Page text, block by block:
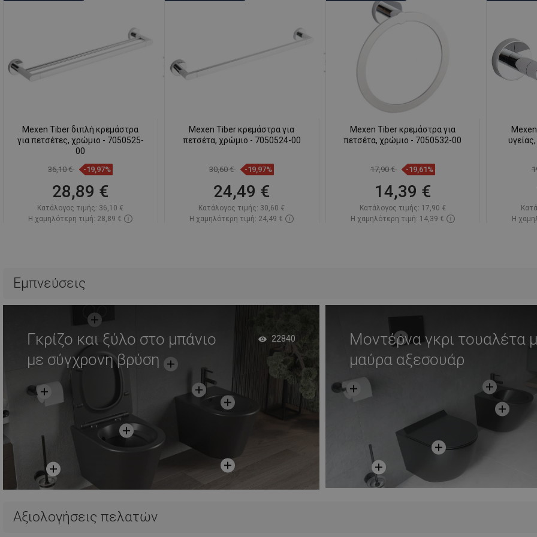
Mexen Tiber διπλή κρεμάστρα
για πετσέτες, χρώμιο - 7050525-
00
36,10 € -19,97%
28,89 €
Κατάλογος τιμής: 36,10 €
Η χαμηλότερη τιμή: 28,89 €
Mexen Tiber κρεμάστρα για
πετσέτα, χρώμιο - 7050524-00
30,60 € -19,97%
24,49 €
Κατάλογος τιμής: 30,60 €
Η χαμηλότερη τιμή: 24,49 €
Mexen Tiber κρεμάστρα για
πετσέτα, χρώμιο - 7050532-00
17,90 € -19,61%
14,39 €
Κατάλογος τιμής: 17,90 €
Η χαμηλότερη τιμή: 14,39 €
Η
Εμπνεύσεις
Γκρίζο και ξύλο στο μπάνιο
με σύγχρονη βρύση
22840
Μοντέρνα γκρι τουαλέτα
μαύρα αξεσουάρ
Αξιολογήσεις πελατών